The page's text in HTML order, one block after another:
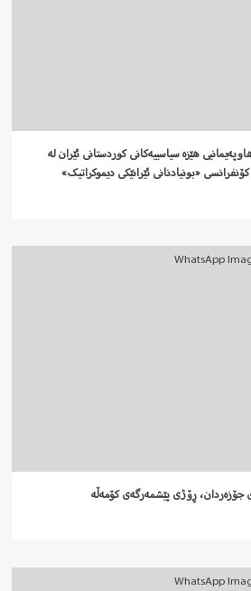
هێزە سیاسییەکانی کوردستانی ئێران لە
«بونیادنانی ئێرانێکی دیموکراتیک»